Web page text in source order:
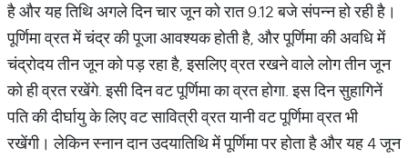
है और यह तिथि अगले दिन चार जून को रात 9.12 बजे संपन्न हो रही है।
पूर्णिमा व्रत में चंद्र की पूजा आवश्यक होती है, और पूर्णिमा की अवधि में
चंद्रोदय तीन जून को पड़ रहा है, इसलिए व्रत रखने वाले लोग तीन जून
को ही व्रत रखेंगे. इसी दिन वट पूर्णिमा का व्रत होगा. इस दिन सुहागिनें
पति की दीर्घायु के लिए वट सावित्री व्रत यानी वट पूर्णिमा व्रत भी
रखेंगी। लेकिन स्नान दान उदयातिथि में पूर्णिमा पर होता है और यह 4 जून